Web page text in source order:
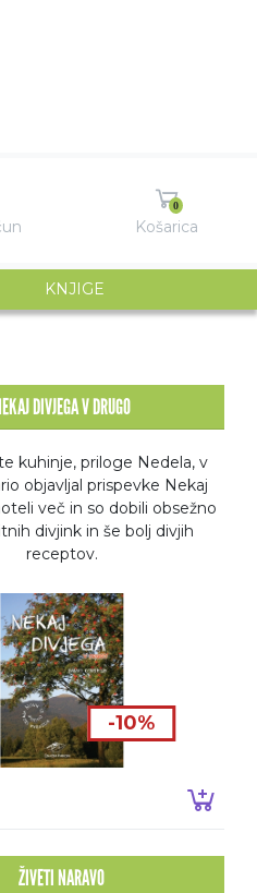
0
Košarica
KNJIGE(IZBRANI)
DIVJEGA V DRUGO
kuhinje, priloge Nedela, v
objavljal prispevke Nekaj
več in so dobili obsežno
divjink in še bolj divjih
receptov.
-10%
ŽIVETI NARAVO